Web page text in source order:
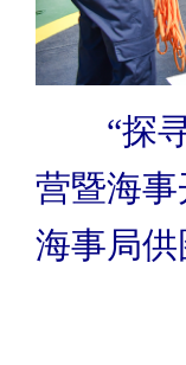
“探寻
营暨海
海事局供